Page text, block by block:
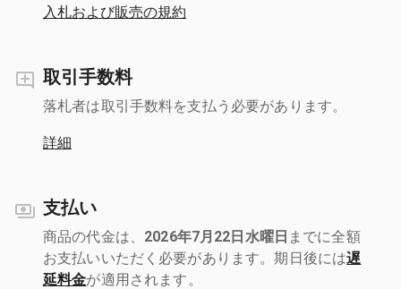
入札および販売の規約
取引手数料
落札者は取引手数料を支払う必要があります。
詳細
支払い
商品の代金は、 2026年7月22日水曜日 までに全額
お支払いいただく必要があります。期日後には遅
延料金が適用されます。